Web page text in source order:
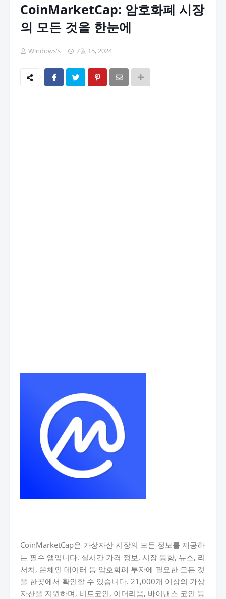
CoinMarketCap: 암호화폐 시장
의 모든 것을 한눈에
Windows's 7월 15, 2024
CoinMarketCap은 가상자산 시장의 모든 정보를 제공하
는 필수 앱입니다. 실시간 가격 정보, 시장 동향, 뉴스, 리
서치, 온체인 데이터 등 암호화폐 투자에 필요한 모든 것
을 한곳에서 확인할 수 있습니다. 21,000개 이상의 가상
자산을 지원하며, 비트코인, 이더리움, 바이낸스 코인 등